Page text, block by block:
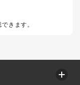
きます。